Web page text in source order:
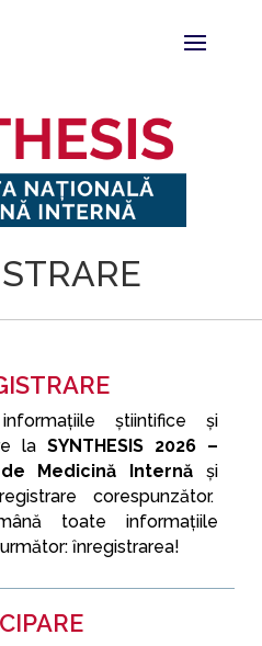
ştiintifice şi
la SYNTHESIS 2026 –
Medicină Internă şi
corespunzător.
toate informațiile
ȋnregistrarea!